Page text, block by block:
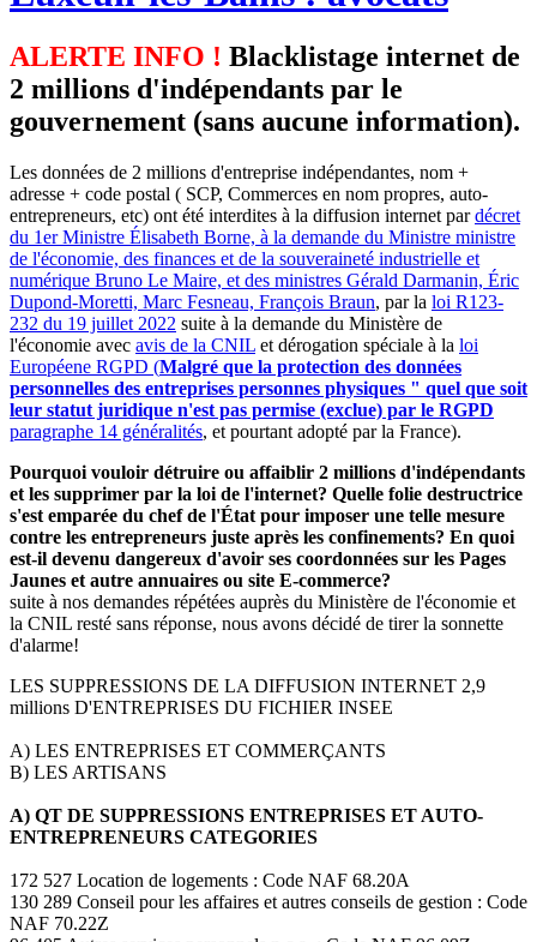
ALERTE INFO ! Blacklistage internet de
2 millions d'indépendants par le
gouvernement (sans aucune information).
Les données de 2 millions d'entreprise indépendantes, nom +
adresse + code postal ( SCP, Commerces en nom propres, auto-
entrepreneurs, etc) ont été interdites à la diffusion internet pardécret
du 1er Ministre Élisabeth Borne, à la demande du Ministre ministre
de l'économie, des finances et de la souveraineté industrielle et
numérique Bruno Le Maire, et des ministres Gérald Darmanin, Éric
Dupond-Moretti, Marc Fesneau, François Braun, par la loi R123-
232 du 19 juillet 2022 suite à la demande du Ministère de
l'économie avec avis de la CNIL et dérogation spéciale à la loi
Européene RGPD (Malgré que la protection des données
personnelles des entreprises personnes physiques " quel que soit
leur statut juridique n'est pas permise (exclue) par le RGPD
paragraphe 14 généralités, et pourtant adopté par la France).
Pourquoi vouloir détruire ou affaiblir 2 millions d'indépendants
et les supprimer par la loi de l'internet? Quelle folie destructrice
s'est emparée du chef de l'État pour imposer une telle mesure
contre les entrepreneurs juste après les confinements? En quoi
est-il devenu dangereux d'avoir ses coordonnées sur les Pages
Jaunes et autre annuaires ou site E-commerce?
suite à nos demandes répétées auprès du Ministère de l'économie et
la CNIL resté sans réponse, nous avons décidé de tirer la sonnette
d'alarme!
LES SUPPRESSIONS DE LA DIFFUSION INTERNET 2,9
millions D'ENTREPRISES DU FICHIER INSEE
A) LES ENTREPRISES ET COMMERÇANTS
B) LES ARTISANS
A) QT DE SUPPRESSIONS ENTREPRISES ET AUTO-
ENTREPRENEURS CATEGORIES
172 527 Location de logements : Code NAF 68.20A
130 289 Conseil pour les affaires et autres conseils de gestion : Code
NAF 70.22Z